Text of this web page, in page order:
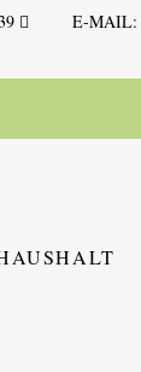
E-MAIL: